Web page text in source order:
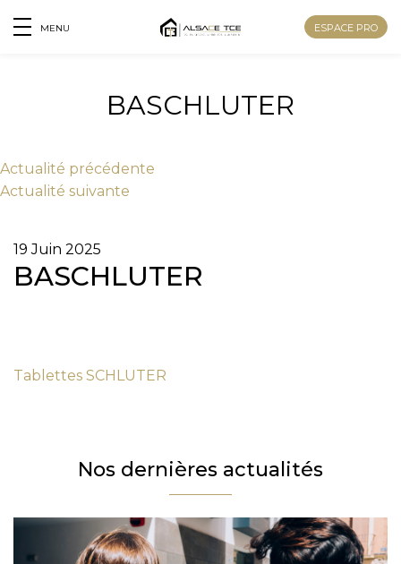
MENU ESPACE PRO
BASCHLUTER
Actualité précédente
Actualité suivante
19 Juin 2025
BASCHLUTER
Tablettes SCHLUTER
Nos dernières actualités
En cochant cette case, j’accepte la politique de confidentialité de ce site.